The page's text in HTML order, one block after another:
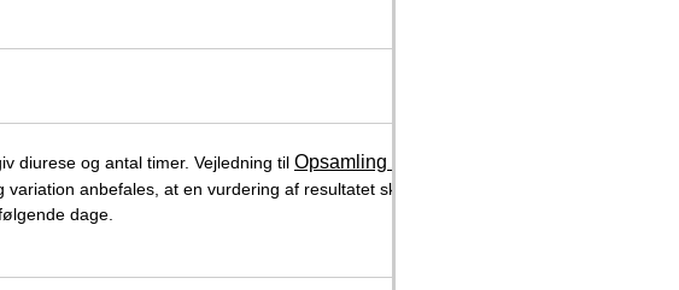
diurese og antal timer. Vejledning til Opsamling af døgnurin
variation anbefales, at en vurdering af resultatet sker på grundlag af bestemmelser, der
dage.